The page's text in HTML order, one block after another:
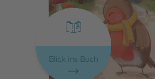
Blick ins Buch